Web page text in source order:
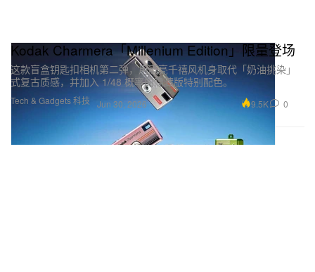
Tech & Gadgets 科技
Kodak Charmera「Millenium Edition」限量登场
这款盲盒钥匙扣相机第二弹，用高亮千禧风机身取代「奶油挑染」
式复古质感，并加入 1/48 概率的隐藏版特别配色。
Jun 30, 2026 9.5K 0